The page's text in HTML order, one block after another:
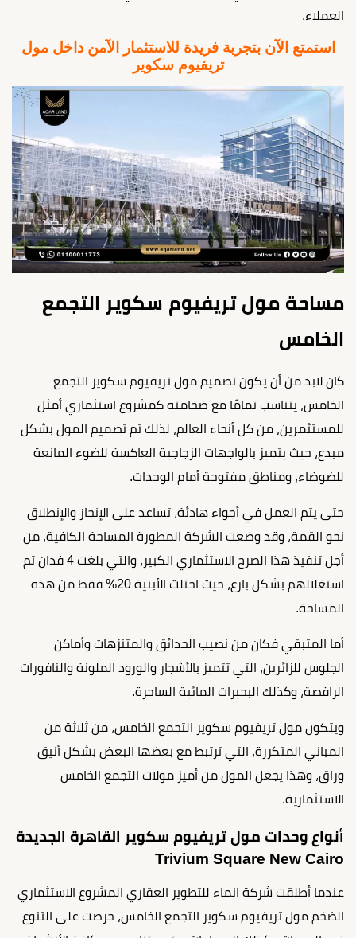
العملاء.
استمتع الآن بتجربة فريدة للاستثمار الآمن داخل مول
تريفيوم سكوير
مساحة مول تريفيوم سكوير التجمع
الخامس
كان لابد من أن يكون تصميم مول تريفيوم سكوير التجمع
الخامس، يتناسب تمامًا مع ضخامته كمشروع استثماري أمثل
للمستثمرين، من كل أنحاء العالم، لذلك تم تصميم المول بشكل
مبدع، حيث يتميز بالواجهات الزجاجية العاكسة للضوء المانعة
للضوضاء، ومناطق مفتوحة أمام الوحدات.
حتى يتم العمل في أجواء هادئة، تساعد على الإنجاز والإنطلاق
نحو القمة، وقد وضعت الشركة المطورة المساحة الكافية، من
أجل تنفيذ هذا الصرح الاستثماري الكبير، والتي بلغت 4 فدان تم
استغلالهم بشكل بارع، حيث احتلت الأبنية 20% فقط من هذه
المساحة.
أما المتبقي فكان من نصيب الحدائق والمتنزهات وأماكن
الجلوس للزائرين، التي تتميز بالأشجار والورود الملونة والنافورات
الراقصة، وكذلك البحيرات المائية الساحرة.
ويتكون مول تريفيوم سكوير التجمع الخامس، من ثلاثة من
المباني المتكررة، التي ترتبط مع بعضها البعض بشكل أنيق
وراق، وهذا يجعل المول من أميز مولات التجمع الخامس
الاستثمارية.
أنواع وحدات مول تريفيوم سكوير القاهرة الجديدة
Trivium Square New Cairo
عندما أطلقت شركة انماء للتطوير العقاري المشروع الاستثماري
الضخم مول تريفيوم سكوير التجمع الخامس، حرصت على التنوع